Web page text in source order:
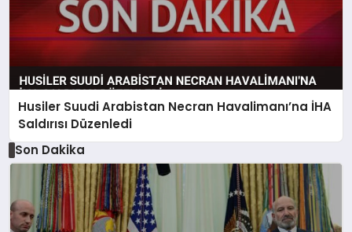
Husiler Suudi Arabistan Necran Havalimanı’na İHA
Saldırısı Düzenledi
Son Dakika